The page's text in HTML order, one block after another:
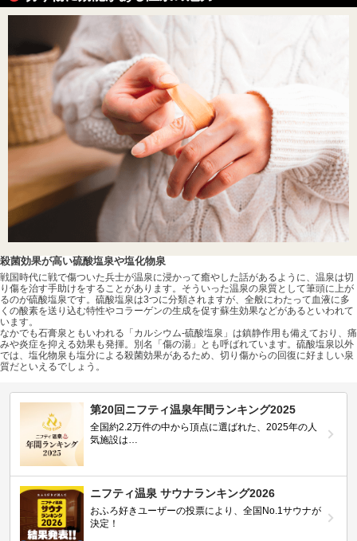
殺菌効果が高い硫酸塩泉や塩化物泉
戦国時代に戦で傷ついた兵士が温泉に浸かって癒やした話があるように、温泉は切
り傷を治す手助けをすることがあります。そういった温泉の泉質として筆頭に上が
るのが硫酸塩泉です。硫酸塩泉は3つに分類されますが、全般にわたって血液に多
くの酸素を送り込む特性やコラーゲンの生成を促す蘇生効果などがあるといわれて
います。
なかでも石膏泉ともいわれる「カルシウム-硫酸塩泉」は鎮静作用も備えており、痛
みや炎症を抑える効果も発揮。別名「傷の湯」とも呼ばれています。硫酸塩泉以外
では、塩化物泉も塩分による殺菌効果があるため、切り傷からの回復に好ましい泉
質だといえるでしょう。
第20回ニフティ温泉年間ランキング2025
全国約2.2万件の中から頂点に選ばれた、2025年の人
気施設は…
ニフティ温泉 サウナランキング2026
おふろ好きユーザーの投票により、全国No.1サウナが
決定！